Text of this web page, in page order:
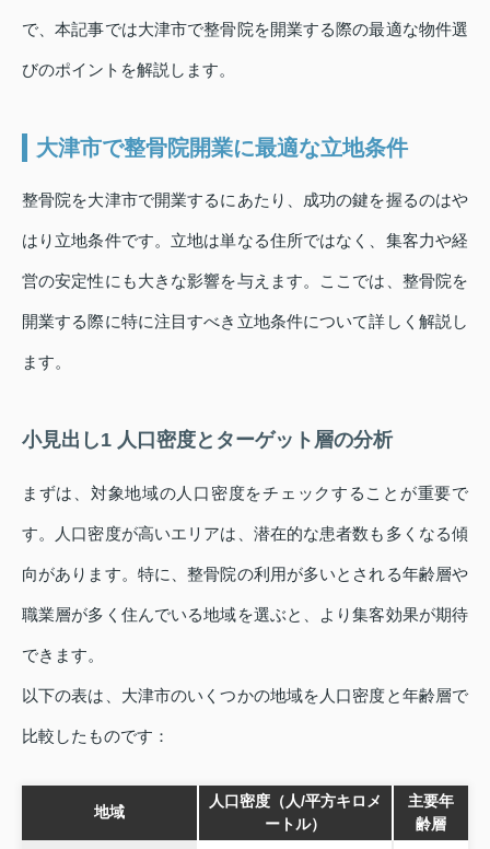
で、本記事では大津市で整骨院を開業する際の最適な物件選
びのポイントを解説します。
大津市で整骨院開業に最適な立地条件
整骨院を大津市で開業するにあたり、成功の鍵を握るのはや
はり立地条件です。立地は単なる住所ではなく、集客力や経
営の安定性にも大きな影響を与えます。ここでは、整骨院を
開業する際に特に注目すべき立地条件について詳しく解説し
ます。
小見出し1 人口密度とターゲット層の分析
まずは、対象地域の人口密度をチェックすることが重要で
す。人口密度が高いエリアは、潜在的な患者数も多くなる傾
向があります。特に、整骨院の利用が多いとされる年齢層や
職業層が多く住んでいる地域を選ぶと、より集客効果が期待
できます。
以下の表は、大津市のいくつかの地域を人口密度と年齢層で
比較したものです：
地域
人口密度（人/平方キロメ
ートル）
主要年
齢層